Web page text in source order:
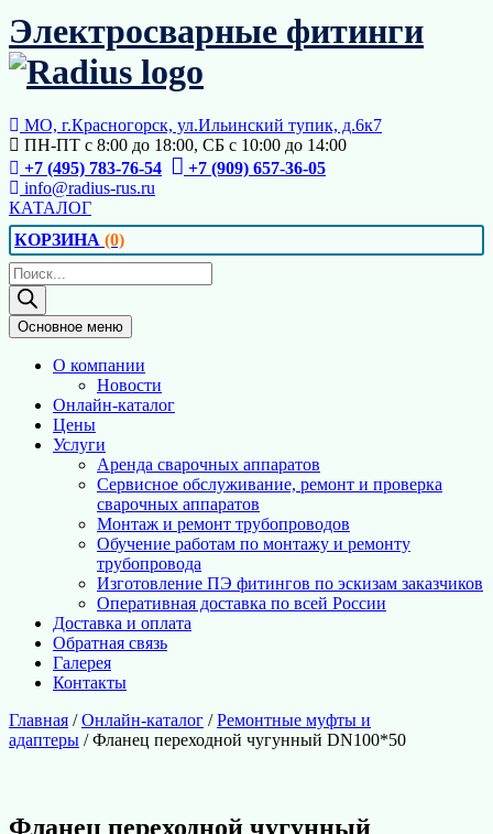
Перейти
к
содержимому
Электросварные фитинги
МО, г.Красногорск, ул.Ильинский тупик, д.6к7
ПН-ПТ с 8:00 до 18:00, СБ с 10:00 до 14:00
+7 (495) 783-76-54
+7 (909) 657-36-05
info@radius-rus.ru
КАТАЛОГ
КОРЗИНА (0)
Поиск
товаров
Основное меню
О компании
Новости
Онлайн-каталог
Цены
Услуги
Аренда сварочных аппаратов
Сервисное обслуживание, ремонт и проверка
сварочных аппаратов
Монтаж и ремонт трубопроводов
Обучение работам по монтажу и ремонту
трубопровода
Изготовление ПЭ фитингов по эскизам заказчиков
Оперативная доставка по всей России
Доставка и оплата
Обратная связь
Галерея
Контакты
Главная /Онлайн-каталог /Ремонтные муфты и
адаптеры / Фланец переходной чугунный DN100*50
Фланец переходной чугунный